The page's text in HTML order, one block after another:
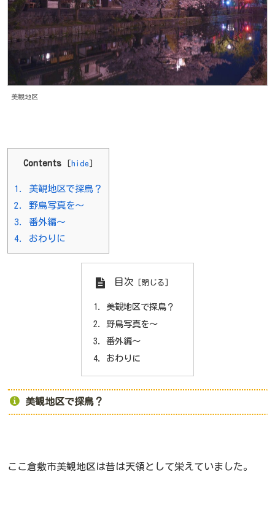
美観地区
Contents [ hide ]
1.
美観地区で探鳥？
2.
野鳥写真を～
3.
番外編～
4.
おわりに
目次
美観地区で探鳥？
野鳥写真を～
番外編～
おわりに
美観地区で探鳥？
ここ倉敷市美観地区は昔は天領として栄えていました。